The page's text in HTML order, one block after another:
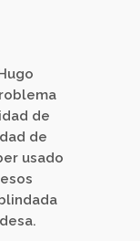
de
de
usado